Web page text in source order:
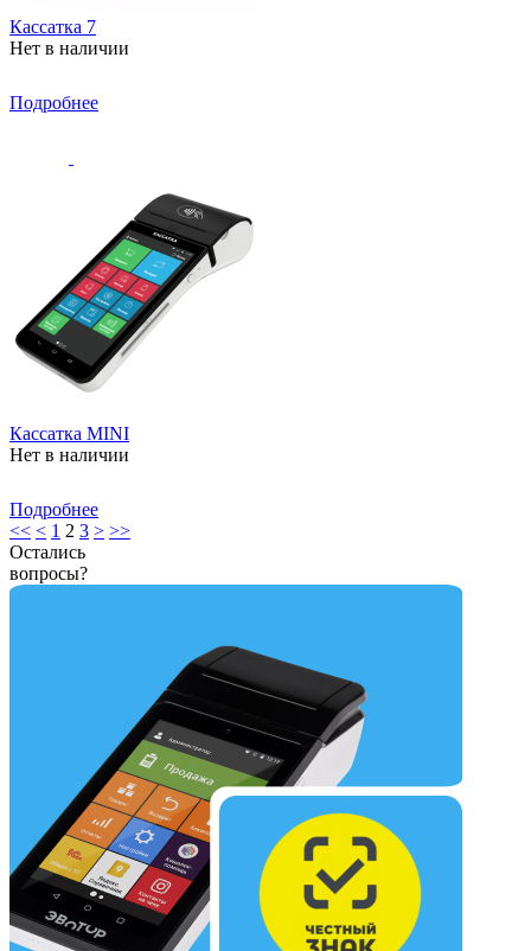
Кассатка 7
Нет в наличии
Подробнее
Кассатка MINI
Нет в наличии
Подробнее
<< < 1 2 3 > >>
Остались
вопросы?